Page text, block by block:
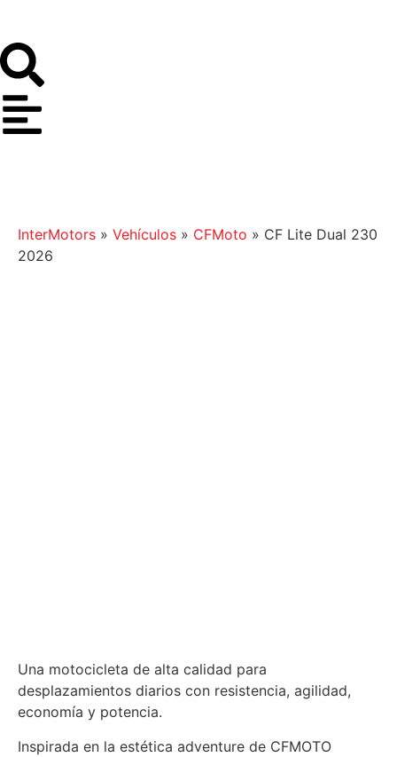
InterMotors » Vehículos » CFMoto » CF Lite Dual 230
2026
Una motocicleta de alta calidad para
desplazamientos diarios con resistencia, agilidad,
economía y potencia.
​Inspirada en la estética adventure de CFMOTO